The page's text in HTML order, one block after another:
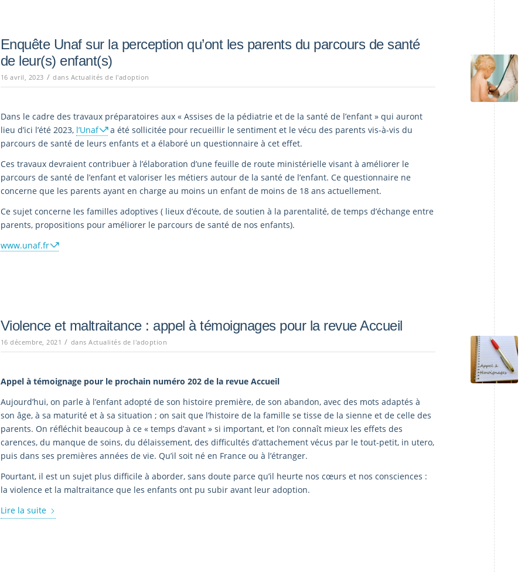
Enquête Unaf sur la perception qu’ont les parents du parcours de santé
de leur(s) enfant(s)
16 avril, 2023 / dans Actualités de l'adoption
Dans le cadre des travaux préparatoires aux « Assises de la pédiatrie et de la santé de l’enfant » qui auront
lieu d’ici l’été 2023, l’Unaf
a été sollicitée pour recueillir le sentiment et le vécu des parents vis-à-vis du
parcours de santé de leurs enfants et a élaboré un questionnaire à cet effet.
Ces travaux devraient contribuer à l’élaboration d’une feuille de route ministérielle visant à améliorer le
parcours de santé de l’enfant et valoriser les métiers autour de la santé de l’enfant. Ce questionnaire ne
concerne que les parents ayant en charge au moins un enfant de moins de 18 ans actuellement.
Ce sujet concerne les familles adoptives ( lieux d’écoute, de soutien à la parentalité, de temps d’échange entre
parents, propositions pour améliorer le parcours de santé de nos enfants).
www.unaf.fr
Violence et maltraitance : appel à témoignages pour la revue Accueil
16 décembre, 2021 / dansActualités de l'adoption
Appel à témoignage pour le prochain numéro 202 de la revue Accueil
Aujourd’hui, on parle à l’enfant adopté de son histoire première, de son abandon, avec des mots adaptés à
son âge, à sa maturité et à sa situation ; on sait que l’histoire de la famille se tisse de la sienne et de celle des
parents. On réfléchit beaucoup à ce « temps d’avant » si important, et l’on connaît mieux les effets des
carences, du manque de soins, du délaissement, des difficultés d’attachement vécus par le tout-petit, in utero,
puis dans ses premières années de vie. Qu’il soit né en France ou à l’étranger.
Pourtant, il est un sujet plus difficile à aborder, sans doute parce qu’il heurte nos cœurs et nos consciences :
la violence et la maltraitance que les enfants ont pu subir avant leur adoption.
Lire la suite